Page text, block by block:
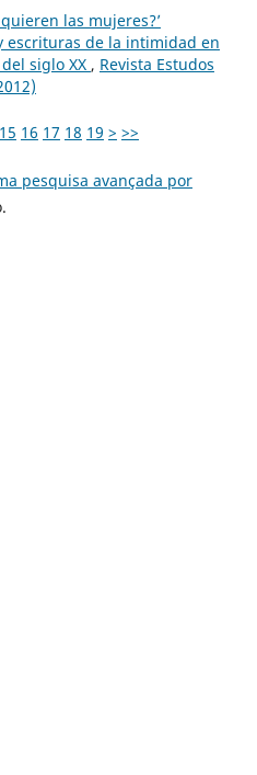
quieren las mujeres?’
escrituras de la intimidad en
siglo XX , Revista Estudos
15 16 17 18 19 > >>
pesquisa avançada por